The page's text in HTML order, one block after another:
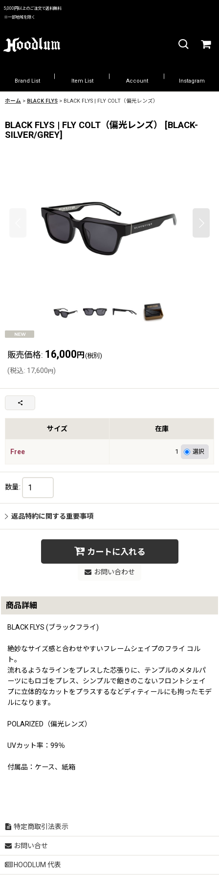
5,000円以上のご注文で送料無料
※一部地域を除く
Brand List Item List Account Instagram
ホーム > BLACK FLYS > BLACK FLYS | FLY COLT（偏光レンズ）
BLACK FLYS | FLY COLT（偏光レンズ） [BLACK-
SILVER/GREY]
販売価格: 16,000 円 (税別)
(税込: 17,600円)
サイズ 在庫
Free 1
数量:
返品特約に関する重要事項
カートに入れる
お問い合わせ
商品詳細
BLACK FLYS (ブラックフライ)
絶妙なサイズ感と合わせやすいフレームシェイプのフライ コル
ト。
流れるようなラインをプレスした芯張りに、テンプルのメタルパ
ーツにもロゴをプレス、シンプルで飽きのこないフロントシェイ
プに立体的なカットをプラスするなどディティールにも拘ったモデ
ルになります。
POLARIZED（偏光レンズ）
UVカット率：99％
付属品：ケース、紙箱
特定商取引法表示
お問い合せ
HOODLUM 代表